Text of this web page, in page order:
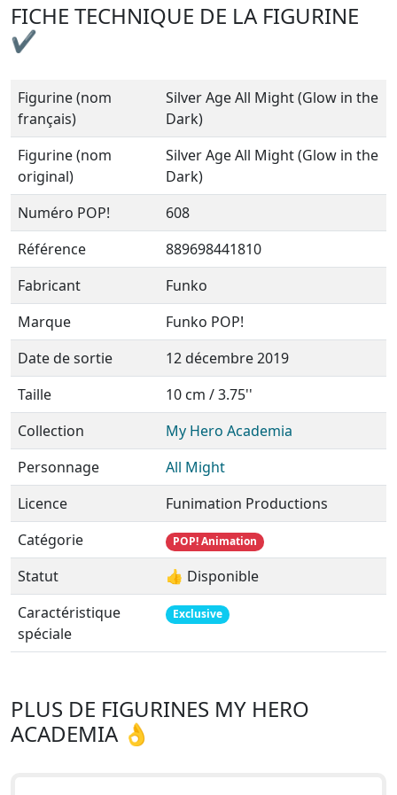
FICHE TECHNIQUE DE LA FIGURINE
✔
Figurine (nom
français)
Silver Age All Might (Glow in the
Dark)
Figurine (nom
original)
Silver Age All Might (Glow in the
Dark)
Numéro POP!
608
Référence
889698441810
Fabricant
Funko
Marque
Funko POP!
Date de sortie
12 décembre 2019
Taille
10 cm / 3.75''
Collection
My Hero Academia
Personnage
All Might
Licence
Funimation Productions
Catégorie
POP! Animation
Statut
👍 Disponible
Caractéristique
spéciale
Exclusive
PLUS DE FIGURINES MY HERO
ACADEMIA 👌